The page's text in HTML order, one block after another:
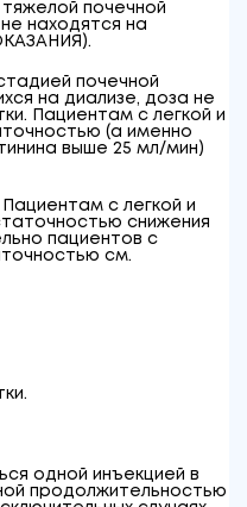
почечной
находятся на
почечной
на диализе, доза не
Пациентам с легкой и
(а именно
выше 25 мл/мин)
Пациентам с легкой и
снижения
пациентов с
см.
одной инъекцией в
продолжительностью